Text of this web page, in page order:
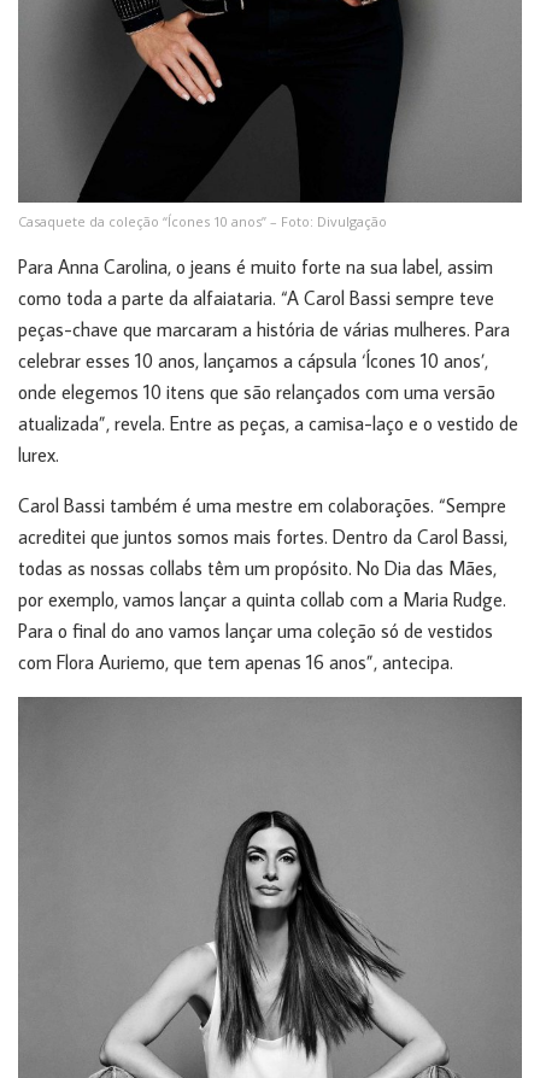
Casaquete da coleção “Ícones 10 anos” – Foto: Divulgação
Para Anna Carolina, o jeans é muito forte na sua label, assim
como toda a parte da alfaiataria. “A Carol Bassi sempre teve
peças-chave que marcaram a história de várias mulheres. Para
celebrar esses 10 anos, lançamos a cápsula ‘Ícones 10 anos’,
onde elegemos 10 itens que são relançados com uma versão
atualizada”, revela. Entre as peças, a camisa-laço e o vestido de
lurex.
Carol Bassi também é uma mestre em colaborações. “Sempre
acreditei que juntos somos mais fortes. Dentro da Carol Bassi,
todas as nossas collabs têm um propósito. No Dia das Mães,
por exemplo, vamos lançar a quinta collab com a Maria Rudge.
Para o final do ano vamos lançar uma coleção só de vestidos
com Flora Auriemo, que tem apenas 16 anos”, antecipa.